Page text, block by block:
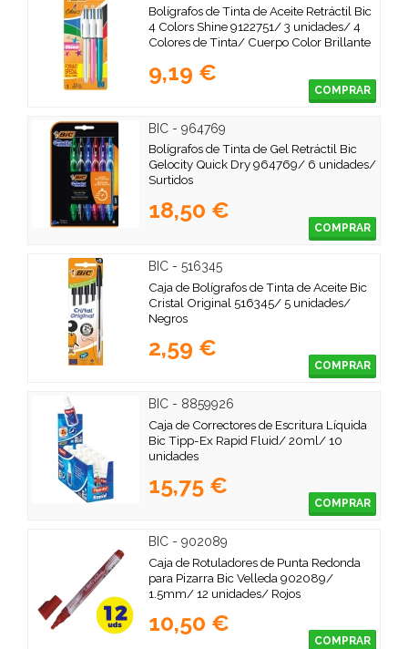
Bolígrafos de Tinta de Aceite Retráctil Bic
4 Colors Shine 9122751/ 3 unidades/ 4
Colores de Tinta/ Cuerpo Color Brillante
9,19 €
COMPRAR
BIC - 964769
Bolígrafos de Tinta de Gel Retráctil Bic
Gelocity Quick Dry 964769/ 6 unidades/
Surtidos
18,50 €
COMPRAR
BIC - 516345
Caja de Bolígrafos de Tinta de Aceite Bic
Cristal Original 516345/ 5 unidades/
Negros
2,59 €
COMPRAR
BIC - 8859926
Caja de Correctores de Escritura Líquida
Bic Tipp-Ex Rapid Fluid/ 20ml/ 10
unidades
15,75 €
COMPRAR
BIC - 902089
Caja de Rotuladores de Punta Redonda
para Pizarra Bic Velleda 902089/
1.5mm/ 12 unidades/ Rojos
10,50 €
COMPRAR